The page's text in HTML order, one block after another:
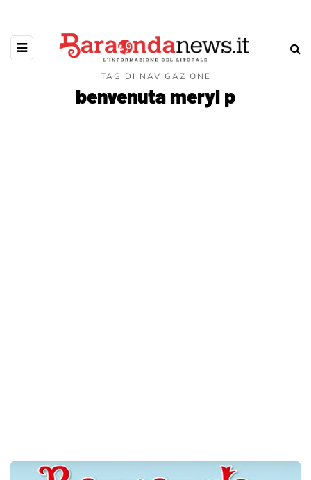
TAG DI NAVIGAZIONE
benvenuta meryl p